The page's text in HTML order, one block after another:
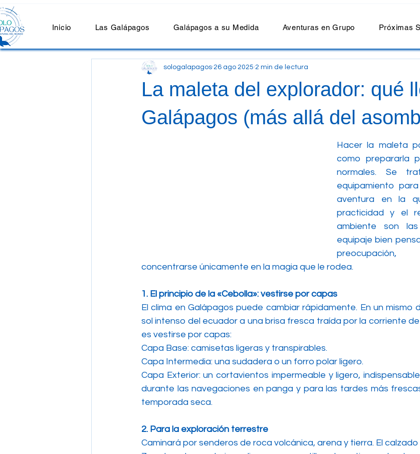
Inicio Las Galápagos Galápagos a su Medida Aventuras en Grupo Próximas
La maleta del explorador: qué
Galápagos (más allá del
sologalapagos 26 ago 2025 2 min de lectura
Hacer la maleta
como prepararla
normales. Se
equipamiento
aventura en la
practicidad y el
ambiente son
equipaje bien
concentrarse únicamente en la magia que le rodea.
1. El principio de la «Cebolla»: vestirse por capas
El clima en Galápagos puede cambiar rápidamente. En un mismo
sol intenso del ecuador a una brisa fresca traída por la corriente
es vestirse por capas:
Capa Base: camisetas ligeras y transpirables.
Capa Intermedia: una sudadera o un forro polar ligero.
Capa Exterior: un cortavientos impermeable y ligero,
durante las navegaciones en panga y para las tardes más
temporada seca.
2. Para la exploración terrestre
Caminará por senderos de roca volcánica, arena y tierra. El